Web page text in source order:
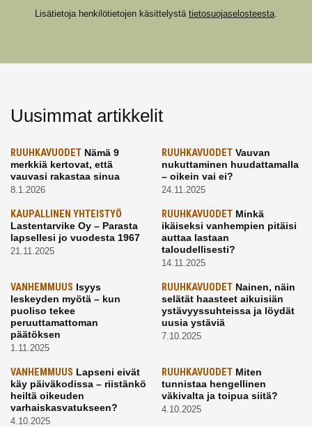
Lisätietoja henkilötietojen käsittelystä tietosuojaselosteesta
Uusimmat artikkelit
RUUHKAVUODET Nämä 9
merkkiä kertovat, että
vauvasi rakastaa sinua
8.1.2026
RUUHKAVUODETVauvan
nukuttaminen huudattamalla
– oikein vai ei?
24.11.2025
KAUPALLINEN YHTEISTYÖ
Lastentarvike Oy – Parasta
lapsellesi jo vuodesta 1967
21.11.2025
RUUHKAVUODETMinkä
ikäiseksi vanhempien pitäisi
auttaa lastaan
taloudellisesti?
14.11.2025
VANHEMMUUS Isyys
leskeyden myötä – kun
puoliso tekee
peruuttamattoman
päätöksen
1.11.2025
RUUHKAVUODETNainen, näin
selätät haasteet aikuisiän
ystävyyssuhteissa ja löydät
uusia ystäviä
7.10.2025
VANHEMMUUS Lapseni eivät
käy päiväkodissa – riistänkö
heiltä oikeuden
varhaiskasvatukseen?
4.10.2025
RUUHKAVUODETMiten
tunnistaa hengellinen
väkivalta ja toipua siitä?
4.10.2025